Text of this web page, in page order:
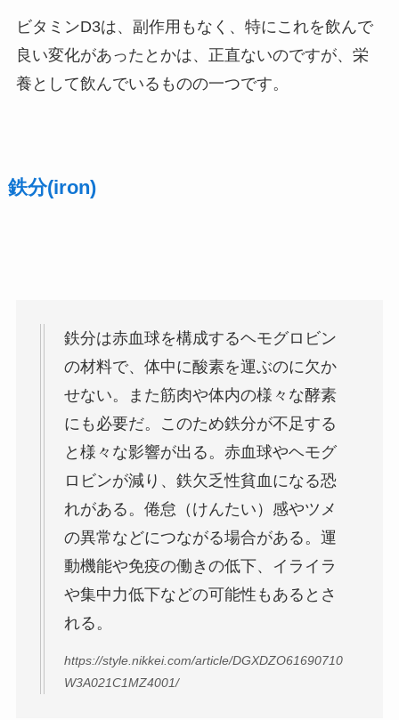
ビタミンD3は、副作用もなく、特にこれを飲んで
良い変化があったとかは、正直ないのですが、栄
養として飲んでいるものの一つです。
鉄分(iron)
鉄分は赤血球を構成するヘモグロビン
の材料で、体中に酸素を運ぶのに欠か
せない。また筋肉や体内の様々な酵素
にも必要だ。このため鉄分が不足する
と様々な影響が出る。赤血球やヘモグ
ロビンが減り、鉄欠乏性貧血になる恐
れがある。倦怠（けんたい）感やツメ
の異常などにつながる場合がある。運
動機能や免疫の働きの低下、イライラ
や集中力低下などの可能性もあるとさ
れる。
https://style.nikkei.com/article/DGXDZO61690710
W3A021C1MZ4001/